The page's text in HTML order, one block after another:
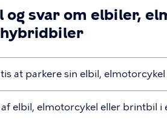
og svar om elbiler,
at parkere sin elbil,
af elbil, elmotorcykel eller brintbil